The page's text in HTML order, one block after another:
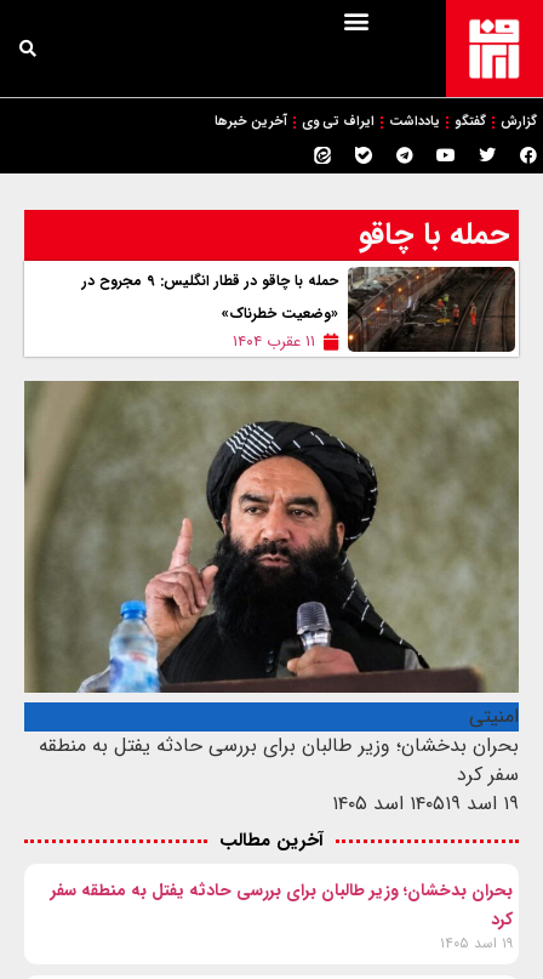
گزارش گفتگو یادداشت ایراف تی وی آخرین خبرها
حمله با چاقو
حمله با چاقو در قطار انگلیس: ۹ مجروح در
«وضعیت خطرناک»
۱۱ عقرب ۱۴۰۴
امنیتی
بحران بدخشان؛ وزیر طالبان برای بررسی حادثه یفتل به منطقه
سفر کرد
۱۹ اسد ۱۴۰۵
۱۹ اسد ۱۴۰۵
آخرین مطالب
بحران بدخشان؛ وزیر طالبان برای بررسی حادثه یفتل به منطقه سفر
کرد
۱۹ اسد ۱۴۰۵